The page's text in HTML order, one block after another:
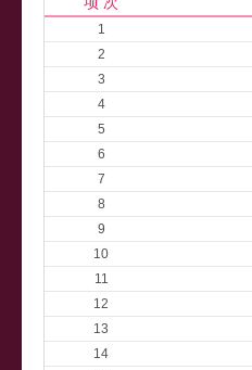
1
2
3
4
5
6
7
8
9
10
11
12
13
14